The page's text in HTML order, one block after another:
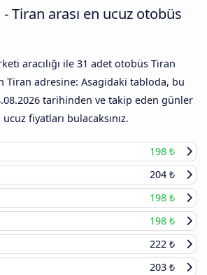
Tiran arası en ucuz otobüs
aracılığı ile 31 adet otobüs Tiran
Tiran adresine: Asagidaki tabloda, bu
tarihinden ve takip eden günler
fiyatları bulacaksınız.
198 ₺
204 ₺
198 ₺
198 ₺
222 ₺
203 ₺